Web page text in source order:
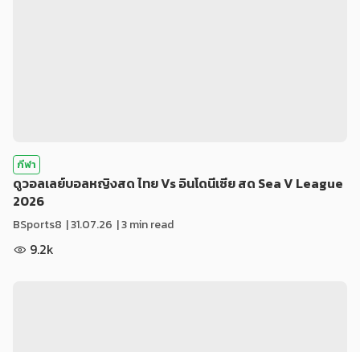
กีฬา
ดูวอลเลย์บอลหญิงสด ไทย Vs อินโดนีเซีย สด Sea V League
2026
BSports8 |31.07.26 | 3 min read
9.2k